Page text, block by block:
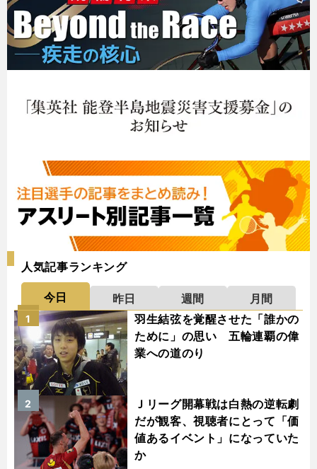
人気記事ランキング
今日 昨日 週間
月間
羽生結弦を覚醒させた「誰かの
ために」の思い 五輪連覇の偉
業への道のり
1
Ｊリーグ開幕戦は白熱の逆転劇
だが観客、視聴者にとって「価
値あるイベント」になっていた
か
2